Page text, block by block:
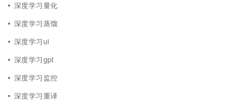
深度学习量化
深度学习蒸馏
深度学习ui
深度学习gpt
深度学习监控
深度学习重译